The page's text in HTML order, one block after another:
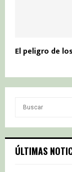
El peligro de
c
h
ÚLTIMAS